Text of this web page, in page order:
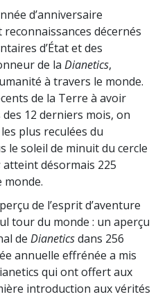
d’anniversaire
décernés
d’État et des
de la Dianetics,
à travers le monde.
de la Terre à avoir
12 derniers mois, on
plus reculées du
le soleil de minuit du cercle
atteint désormais 225
de l’esprit d’aventure
tour du monde : un aperçu
de Dianeticsdans 256
annuelle effrénée a mis
qui ont offert aux
introduction aux vérités